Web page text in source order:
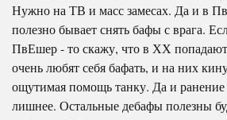
Нужно на ТВ и масс замесах. Да и в
полезно бывает снять бафы с врага.
ПвЕшер - то скажу, что в ХХ
очень любят себя бафать, и на них
ощутимая помощь танку. Да и
лишнее. Остальные дебафы полезны